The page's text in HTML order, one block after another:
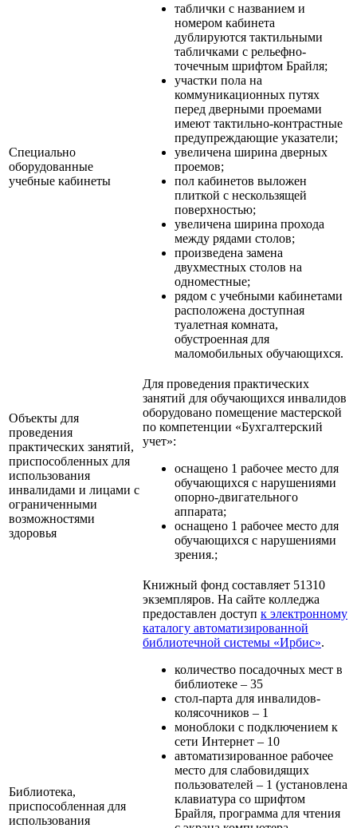
Специально
оборудованные
учебные кабинеты
таблички с названием и
номером кабинета
дублируются тактильными
табличками с рельефно-
точечным шрифтом Брайля;
участки пола на
коммуникационных путях
перед дверными проемами
имеют тактильно-контрастные
предупреждающие указатели;
увеличена ширина дверных
проемов;
пол кабинетов выложен
плиткой с нескользящей
поверхностью;
увеличена ширина прохода
между рядами столов;
произведена замена
двухместных столов на
одноместные;
рядом с учебными кабинетами
расположена доступная
туалетная комната,
обустроенная для
маломобильных обучающихся.
Объекты для
проведения
практических занятий,
приспособленных для
использования
инвалидами и лицами с
ограниченными
возможностями
здоровья
Для проведения практических
занятий для обучающихся инвалидов
оборудовано помещение мастерской
по компетенции «Бухгалтерский
учет»:
оснащено 1 рабочее место для
обучающихся с нарушениями
опорно-двигательного
аппарата;
оснащено 1 рабочее место для
обучающихся с нарушениями
зрения.;
Библиотека,
приспособленная для
использования
Книжный фонд составляет 51310
экземпляров. На сайте колледжа
предоставлен доступ к электронному
каталогу автоматизированной
библиотечной системы «Ирбис».
количество посадочных мест в
библиотеке – 35
стол-парта для инвалидов-
колясочников – 1
моноблоки с подключением к
сети Интернет – 10
автоматизированное рабочее
место для слабовидящих
пользователей – 1 (установлена
клавиатура со шрифтом
Брайля, программа для чтения